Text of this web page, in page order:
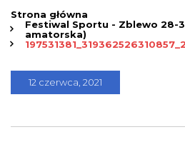
Strona główna
Festiwal Sportu - Zblewo 28-
amatorska)
12 czerwca, 2021